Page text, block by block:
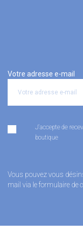
Votre adresse e-mail
J'accepte de
boutique
Vous pouvez vous
mail via le formulaire de